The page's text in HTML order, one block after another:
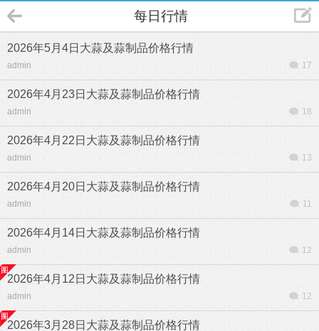
每日行情
2026年5月4日大蒜及蒜制品价格行情
admin 17
2026年4月23日大蒜及蒜制品价格行情
admin 18
2026年4月22日大蒜及蒜制品价格行情
admin 13
2026年4月20日大蒜及蒜制品价格行情
admin 11
2026年4月14日大蒜及蒜制品价格行情
admin 12
2026年4月12日大蒜及蒜制品价格行情
admin 12
2026年3月28日大蒜及蒜制品价格行情